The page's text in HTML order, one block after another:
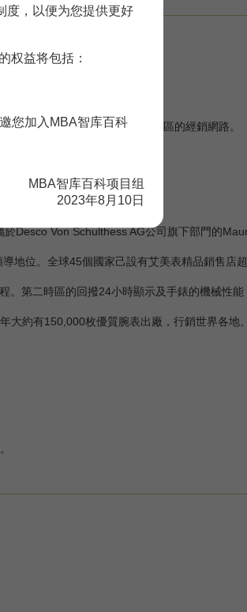
1987年）。
確保艾美表走在時代尖端。
及擴展其於遠東及南太平洋地區的經銷網路。
製明日經典而準備。
日益增長的全球市場。
光臨剪彩。
Desco Von Schulthess AG公司旗下部門的
地位。全球45個國家己設有艾美表精品銷售店
第二時區的回撥24小時顯示及手錶的機械性能
約有150,000枚優質腕表出廠，行銷世界各地。
。
度，以便为您提供更好
权益将包括：
您加入MBA智库百科
MBA智库百科项目组
2023年8月10日